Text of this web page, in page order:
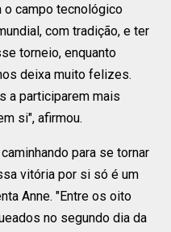
o campo tecnológico
com tradição, e ter
torneio, enquanto
deixa muito felizes.
a participarem mais
si", afirmou.
para se tornar
vitória por si só é um
Anne. "Entre os oito
no segundo dia da